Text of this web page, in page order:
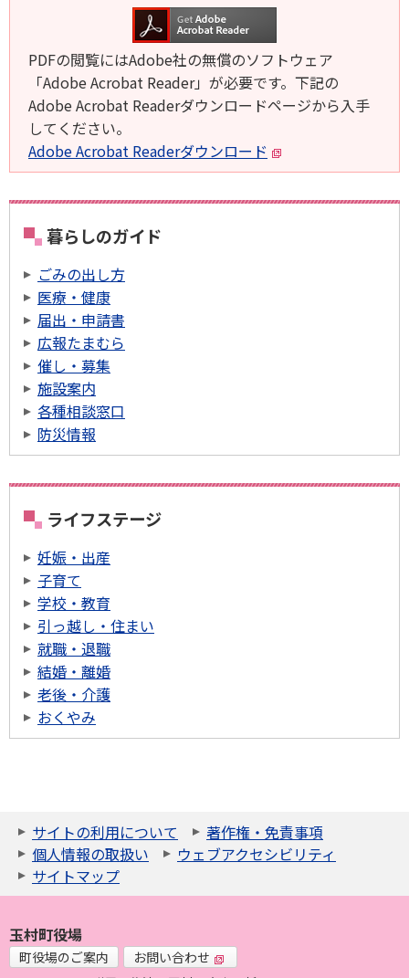
PDFの閲覧にはAdobe社の無償のソフトウェア
「Adobe Acrobat Reader」が必要です。下記の
Adobe Acrobat Readerダウンロードページから入手
してください。
Adobe Acrobat Readerダウンロード
暮らしのガイド
ごみの出し方
医療・健康
届出・申請書
広報たまむら
催し・募集
施設案内
各種相談窓口
防災情報
ライフステージ
妊娠・出産
子育て
学校・教育
引っ越し・住まい
就職・退職
結婚・離婚
老後・介護
おくやみ
サイトの利用について
著作権・免責事項
個人情報の取扱い
ウェブアクセシビリティ
サイトマップ
玉村町役場
町役場のご案内
お問い合わせ